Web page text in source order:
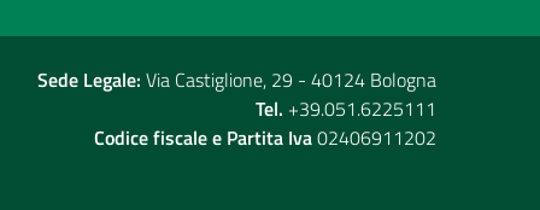
Sede Legale: Via Castiglione, 29 - 40124 Bologna
Tel. +39.051.6225111
Codice fiscale e Partita Iva02406911202